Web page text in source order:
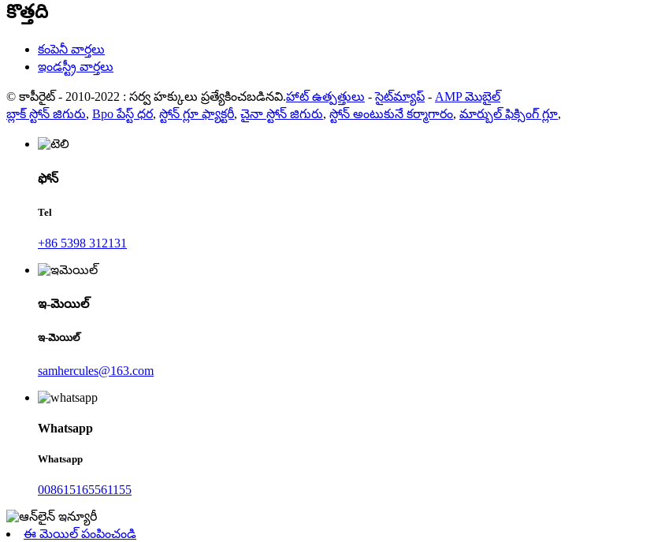
కొత్తది
కంపెనీ వార్తలు
ఇండస్ట్రీ వార్తలు
© కాపీరైట్ - 2010-2022 : సర్వ హక్కులు ప్రత్యేకించబడినవి.హాట్ ఉత్పత్తులు -సైట్‌మ్యాప్ - AMP మొబైల్
బ్లాక్ స్టోన్ జిగురు, Bpo పేస్ట్ ధర, స్టోన్ గ్లూ ఫ్యాక్టరీ, చైనా స్టోన్ జిగురు, స్టోన్ అంటుకునే కర్మాగారం, మార్బుల్ ఫిక్సింగ్ గ్లూ,
ఫోన్
Tel
+86 5398 312131
ఇ-మెయిల్
ఇ-మెయిల్
samhercules@163.com
Whatsapp
Whatsapp
008615165561155
ఈ మెయిల్ పంపించండి